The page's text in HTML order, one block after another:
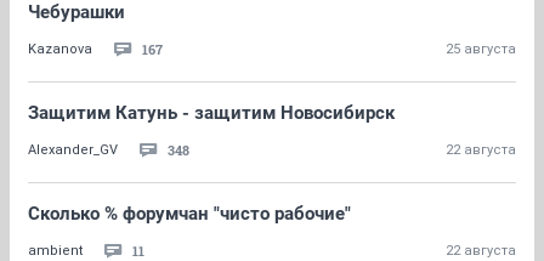
Чебурашки
Kazanova 167 25 августа
Защитим Катунь - защитим Новосибирск
Alexander_GV 348 22 августа
Сколько % форумчан "чисто рабочие"
ambient 11 22 августа